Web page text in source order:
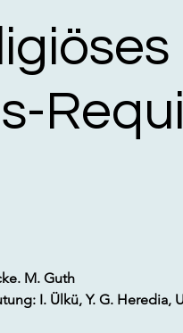
M. Guth
I. Ülkü, Y. G. Heredia,